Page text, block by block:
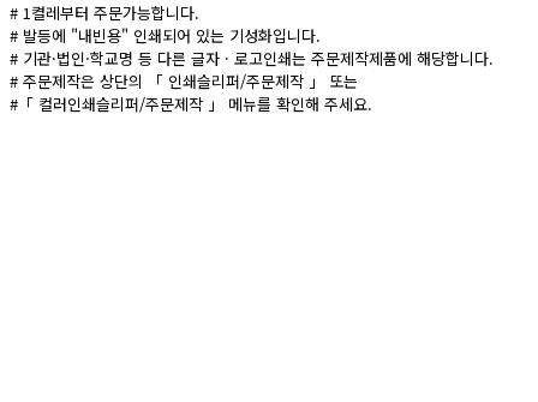
# 1켤레부터 주문가능합니다.
# 발등에 "내빈용" 인쇄되어 있는 기성화입니다.
# 기관·법인·학교명 등 다른 글자 · 로고인쇄는 주문제작제품에 해당합니다.
# 주문제작은 상단의 「 인쇄슬리퍼/주문제작 」 또는
#「 컬러인쇄슬리퍼/주문제작 」 메뉴를 확인해 주세요.